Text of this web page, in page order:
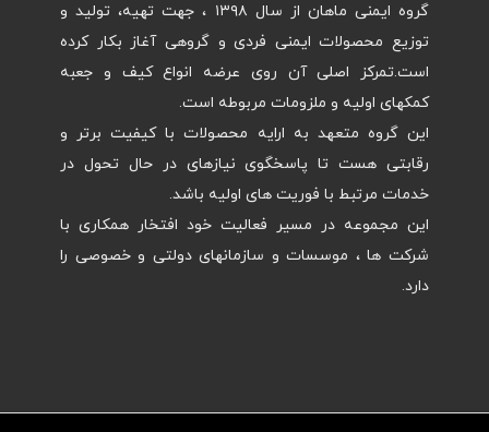
گروه ایمنی ماهان از سال ۱۳۹۸ ، جهت تهیه، تولید و
توزیع محصولات ایمنی فردی و گروهی آغاز بکار کرده
است.تمرکز اصلی آن روی عرضه انواع کیف و جعبه
کمکهای اولیه و ملزومات مربوطه است.
این گروه متعهد به ارایه محصولات با کیفیت برتر و
رقابتی هست تا پاسخگوی نیازهای در حال تحول در
خدمات مرتبط با فوریت های اولیه باشد.
این مجموعه در مسیر فعالیت خود افتخار همکاری با
شرکت ها ، موسسات و سازمانهای دولتی و خصوصی را
دارد.